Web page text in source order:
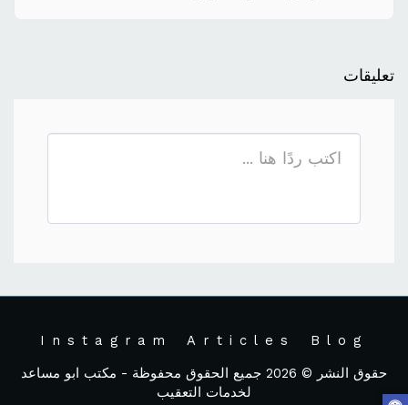
تعليقات
Blog
Articles
Instagram
حقوق النشر © 2026 جميع الحقوق محفوظة -
مكتب ابو مساعد
لخدمات التعقيب